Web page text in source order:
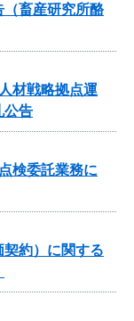
畜産研究所酪
材戦略拠点運
公告
検委託業務に
約）に関する